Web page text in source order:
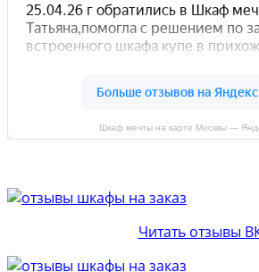
Шкаф мечты на карте Москвы —
Читать отзывы